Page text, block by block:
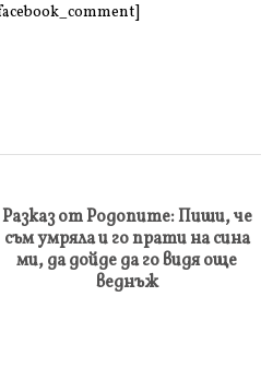
Разказ от Родопите: Пиши, че
съм умряла и го прати на сина
ми, да дойде да го видя още
веднъж